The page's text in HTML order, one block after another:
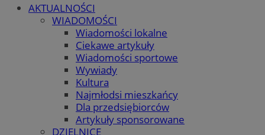
AKTUALNOŚCI
WIADOMOŚCI
Wiadomości lokalne
Ciekawe artykuły
Wiadomości sportowe
Wywiady
Kultura
Najmłodsi mieszkańcy
Dla przedsiębiorców
Artykuły sponsorowane
DZIELNICE